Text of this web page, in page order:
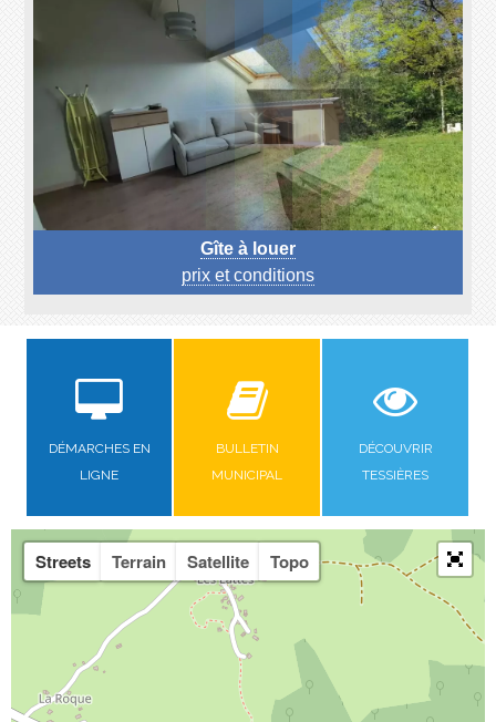
Gîte à louer
prix et conditions
DÉMARCHES EN
LIGNE
BULLETIN
MUNICIPAL
DÉCOUVRIR
TESSIÈRES
Streets Terrain Satellite Topo